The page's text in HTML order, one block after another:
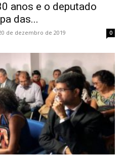
anos e o deputado
das...
de dezembro de 2019 0